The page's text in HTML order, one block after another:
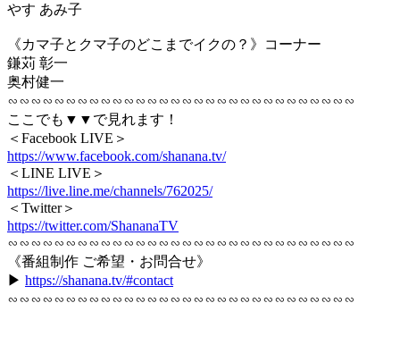
やす あみ子
《カマ子とクマ子のどこまでイクの？》コーナー
鎌苅 彰一
奥村健一
∽∽∽∽∽∽∽∽∽∽∽∽∽∽∽∽∽∽∽∽∽∽∽∽∽∽∽∽∽∽
ここでも▼▼で見れます！
＜Facebook LIVE＞
https://www.facebook.com/shanana.tv/
＜LINE LIVE＞
https://live.line.me/channels/762025/
＜Twitter＞
https://twitter.com/ShananaTV
∽∽∽∽∽∽∽∽∽∽∽∽∽∽∽∽∽∽∽∽∽∽∽∽∽∽∽∽∽∽
《番組制作 ご希望・お問合せ》
▶︎ https://shanana.tv/#contact
∽∽∽∽∽∽∽∽∽∽∽∽∽∽∽∽∽∽∽∽∽∽∽∽∽∽∽∽∽∽